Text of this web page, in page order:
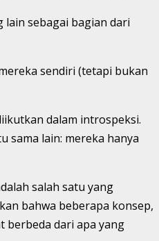
sebagai bagian dari
sendiri (tetapi bukan
dalam introspeksi.
sama lain: mereka hanya
salah satu yang
bahwa beberapa konsep,
berbeda dari apa yang